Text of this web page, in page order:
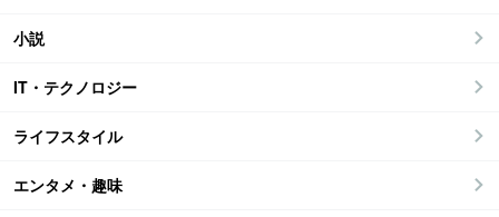
小説
IT・テクノロジー
ライフスタイル
エンタメ・趣味